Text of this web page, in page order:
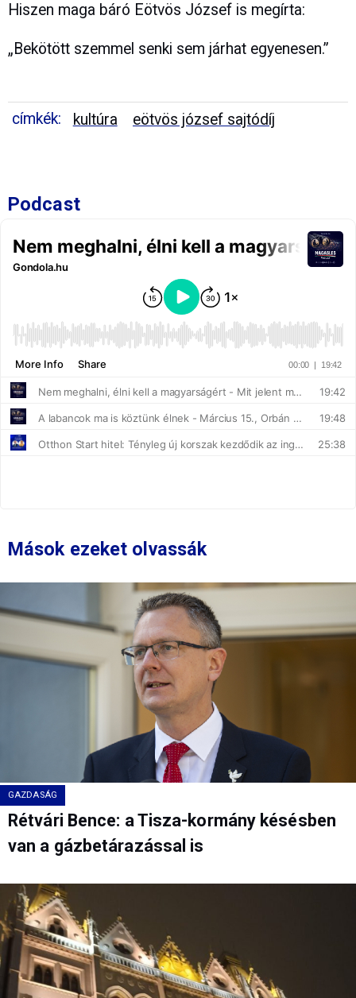
Hiszen maga báró Eötvös József is megírta:
„Bekötött szemmel senki sem járhat egyenesen.”
címkék: kultúra eötvös józsef sajtódíj
Podcast
Mások ezeket olvassák
GAZDASÁG
Rétvári Bence: a Tisza-kormány késésben
van a gázbetárazással is